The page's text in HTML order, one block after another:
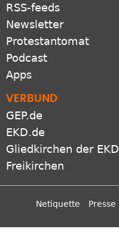
RSS-feeds
Newsletter
Protestantomat
Podcast
Apps
VERBUND
GEP.de
EKD.de
Gliedkirchen der EKD
Freikirchen
Netiquette Presse